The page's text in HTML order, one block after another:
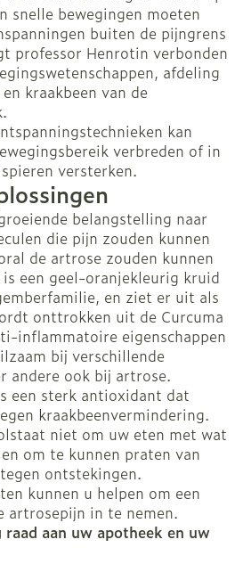
snelle bewegingen moeten
buiten de pijngrens
professor Henrotin verbonden
afdeling
kraakbeen van de
kan
verbreden of in
versterken.
belangstelling naar
die pijn zouden kunnen
de artrose zouden kunnen
een geel-oranjekleurig kruid
en ziet er uit als
onttrokken uit de Curcuma
inflammatoire eigenschappen
bij verschillende
andere ook bij artrose.
een sterk antioxidant dat
kraakbeenvermindering.
niet om uw eten met wat
om te kunnen praten van
ontstekingen.
kunnen u helpen om een
artrosepijn in te nemen.
aan uw apotheek en uw